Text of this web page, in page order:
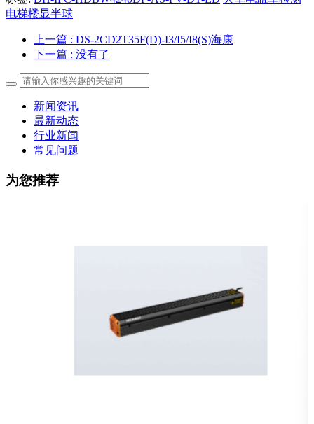
电梯楼显半球
上一篇 : DS-2CD2T35F(D)-I3/I5/I8(S)海康
下一篇 : 没有了
新闻资讯
最新动态
行业新闻
常见问题
为您推荐